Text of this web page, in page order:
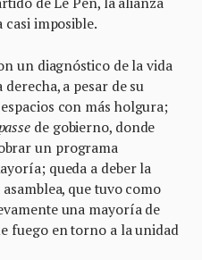
casi imposible.
un diagnóstico de la vida
a pesar de su
con más holgura;
de gobierno, donde
un programa
queda a deber la
que tuvo como
una mayoría de
fuego en torno a la unidad